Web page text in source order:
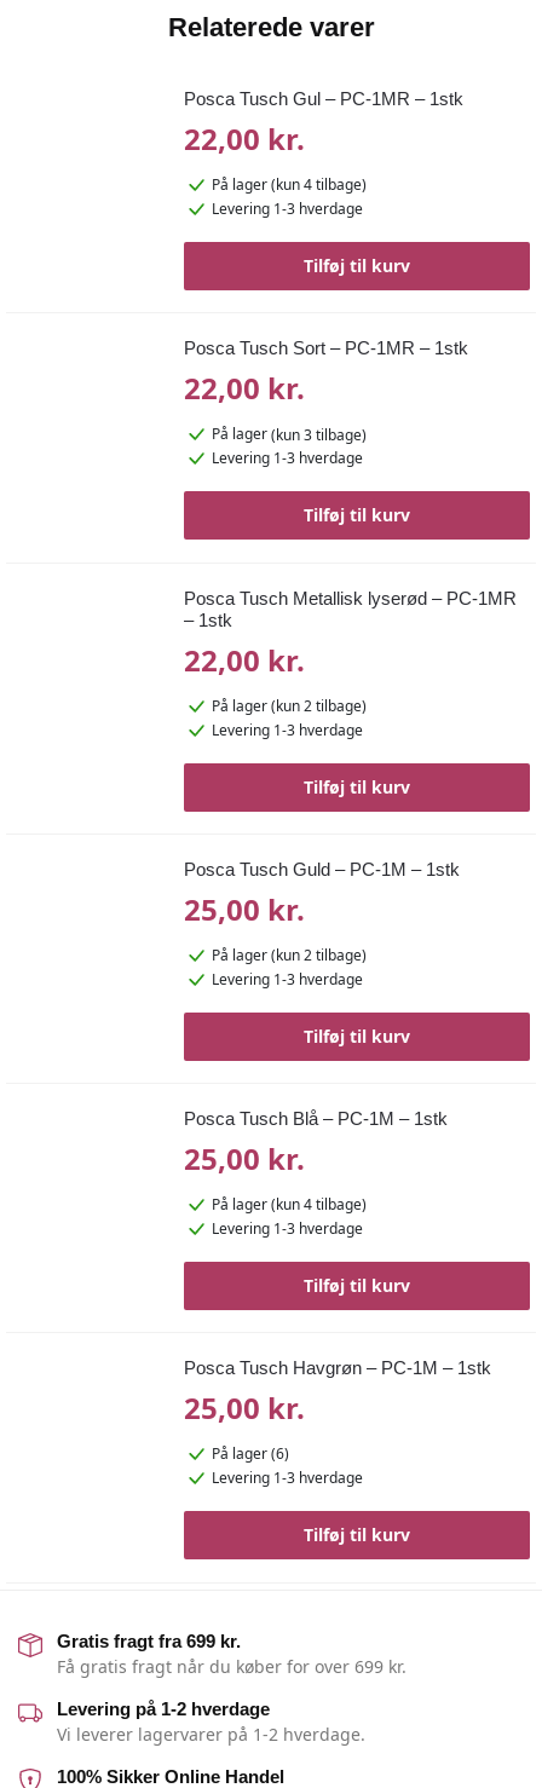
Relaterede varer
Posca Tusch Gul – PC-1MR – 1stk
22,00 kr.
På lager(kun 4 tilbage)
Levering 1-3 hverdage
Tilføj til kurv
Posca Tusch Sort – PC-1MR – 1stk
22,00 kr.
På lager(kun 3 tilbage)
Levering 1-3 hverdage
Tilføj til kurv
Posca Tusch Metallisk lyserød – PC-1MR
– 1stk
22,00 kr.
På lager(kun 2 tilbage)
Levering 1-3 hverdage
Tilføj til kurv
Posca Tusch Guld – PC-1M – 1stk
25,00 kr.
På lager(kun 2 tilbage)
Levering 1-3 hverdage
Tilføj til kurv
Posca Tusch Blå – PC-1M – 1stk
25,00 kr.
På lager(kun 4 tilbage)
Levering 1-3 hverdage
Tilføj til kurv
Posca Tusch Havgrøn – PC-1M – 1stk
25,00 kr.
På lager (6)
Levering 1-3 hverdage
Tilføj til kurv
Gratis fragt fra 699 kr.
Få gratis fragt når du køber for over 699 kr.
Levering på 1-2 hverdage
Vi leverer lagervarer på 1-2 hverdage.
100% Sikker Online Handel